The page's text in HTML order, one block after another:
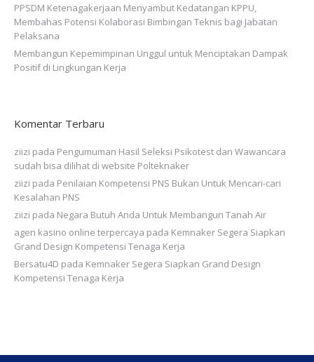
PPSDM Ketenagakerjaan Menyambut Kedatangan KPPU,
Membahas Potensi Kolaborasi Bimbingan Teknis bagi Jabatan
Pelaksana
Membangun Kepemimpinan Unggul untuk Menciptakan Dampak
Positif di Lingkungan Kerja
Komentar Terbaru
ziizi pada Pengumuman Hasil Seleksi Psikotest dan Wawancara
sudah bisa dilihat di website Polteknaker
ziizi pada Penilaian Kompetensi PNS Bukan Untuk Mencari-cari
Kesalahan PNS
ziizi pada Negara Butuh Anda Untuk Membangun Tanah Air
agen kasino online terpercaya pada Kemnaker Segera Siapkan
Grand Design Kompetensi Tenaga Kerja
Bersatu4D pada Kemnaker Segera Siapkan Grand Design
Kompetensi Tenaga Kerja